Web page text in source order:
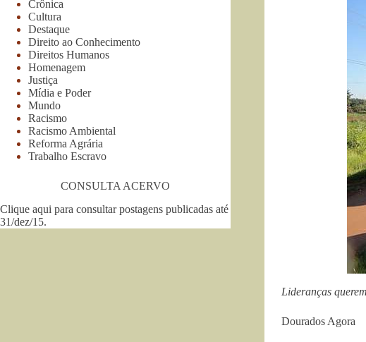
Lideranças
Dourados Agora
Crônica
Cultura
Destaque
Direito ao Conhecimento
Direitos Humanos
Homenagem
Justiça
Mídia e Poder
Mundo
Racismo
Racismo Ambiental
Reforma Agrária
Trabalho Escravo
CONSULTA ACERVO
Clique aqui para consultar postagens publicadas até
31/dez/15.